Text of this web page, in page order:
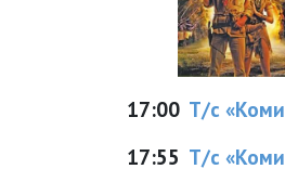
17:00 Т/с
17:55 Т/с